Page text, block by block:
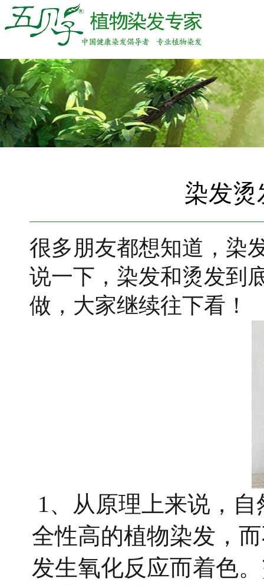
染发
很多朋友都想知道，染
说一下，染发和烫发到
做，大家继续往下看！
1、从原理上来说，
全性高的植物染发，
发生氧化反应而着色